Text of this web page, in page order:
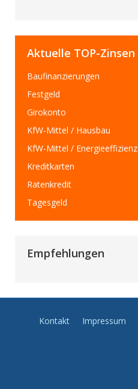
Aktuelle TOP-Zinsen
Baufinanzierungen
Festgeld
Girokonto
KfW-Mittel / Hausbau
KfW-Mittel / Energieeffizienz
Kreditkarten
Ratenkredit
Tagesgeld
Empfehlungen
Kontakt Impressum